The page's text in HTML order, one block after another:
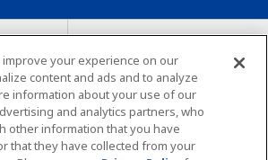
Lokasi seluruh dunia
situs ini Lingkungan yang dianjurkan
improve your experience on our
content and ads and to analyze
information about your use of our
and analytics partners, who
other information that you have
that they have collected from your